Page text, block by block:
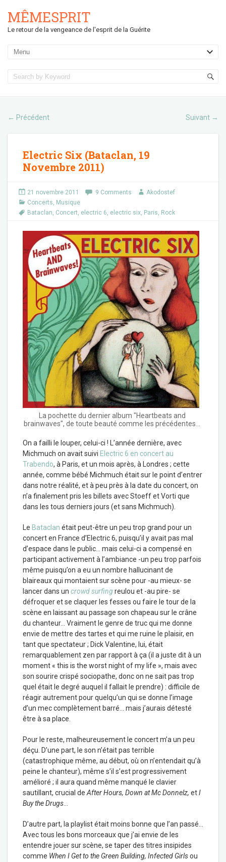
MÊMESPRIT
Le retour de la vengeance de l'esprit de la Guérite
← Précédent Suivant →
Electric Six (Bataclan, 19
Novembre 2011)
21 novembre 2011 9 Comments
Akodostef
Concerts, Musique
Bataclan, Concert, electric 6, electric six, Paris, Rock
La pochette du dernier album "Heartbeats and
brainwaves", de toute beauté comme les précédentes...
On a failli le louper, celui-ci ! L’année dernière, avec
Michmuch on avait suivi Electric 6 en concert au
Trabendo, à Paris, et un mois après, à Londres ; cette
année, comme bébé Michmuch était sur le point d’entrer
dans notre réalité, et à peu près à la date du concert, on
n’a finalement pris les billets avec Stoeff et Vorti que
dans les tous derniers jours (et sans Michmuch).
Le Bataclan était peut-être un peu trop grand pour un
concert en France d’Electric 6, puisqu’il y avait pas mal
d’espace dans le public… mais celui-ci a compensé en
participant activement à l’ambiance -un peu trop parfois
même puisqu’on a eu un nombre hallucinant de
blaireaux qui montaient sur scène pour -au mieux- se
lancer dans un crowd surfing reulou et -au pire- se
défroquer et se claquer les fesses ou faire le tour de la
scène en laissant au passage son chapeau sur le crâne
du chanteur… Vraiment le genre de truc qui me donne
envie de mettre des tartes et qui me ruine le plaisir, en
tant que spectateur ; Dick Valentine, lui, était
remarquablement zen par rapport à ça (il a juste dit à un
moment « this is the worst night of my life », mais avec
son sourire crispé sociopathe, donc on ne sait pas trop
quel était le degré auquel il fallait le prendre) : difficile de
réagir autrement pour quelqu’un qui se donne l’image
d’un mec complètement barré… mais j’aurais détesté
être à sa place.
Pour le reste, malheureusement le concert m’a un peu
déçu. D’une part, le son n’était pas terrible
(catastrophique même, au début, où on n’entendait qu’à
peine le chanteur), même s’il s’est progressivement
amélioré ; il aura quand même manqué le clavier
sautillant, crucial de After Hours, Down at Mc Donnelz, etI
Buy the Drugs
D’autre part, la playlist était moins bonne que l’an passé…
Avec tous les bons morceaux que j’ai envie de les
entendre jouer sur scène, se taper des titres insipides
comme When I Get to the Green Building, Infected Girlsou